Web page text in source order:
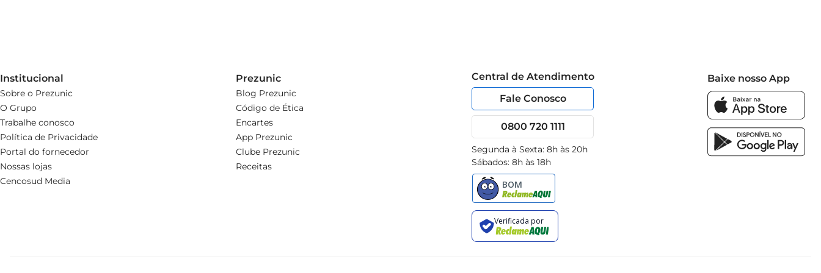
Institucional
Sobre o Prezunic
O Grupo
Trabalhe conosco
Política de Privacidade
Portal do fornecedor
Nossas lojas
Cencosud Media
Prezunic
Blog Prezunic
Código de Ética
Encartes
App Prezunic
Clube Prezunic
Receitas
Central de Atendimento
Fale Conosco
0800 720 1111
Segunda à Sexta: 8h às 20h
Sábados: 8h às 18h
Baixe nosso App